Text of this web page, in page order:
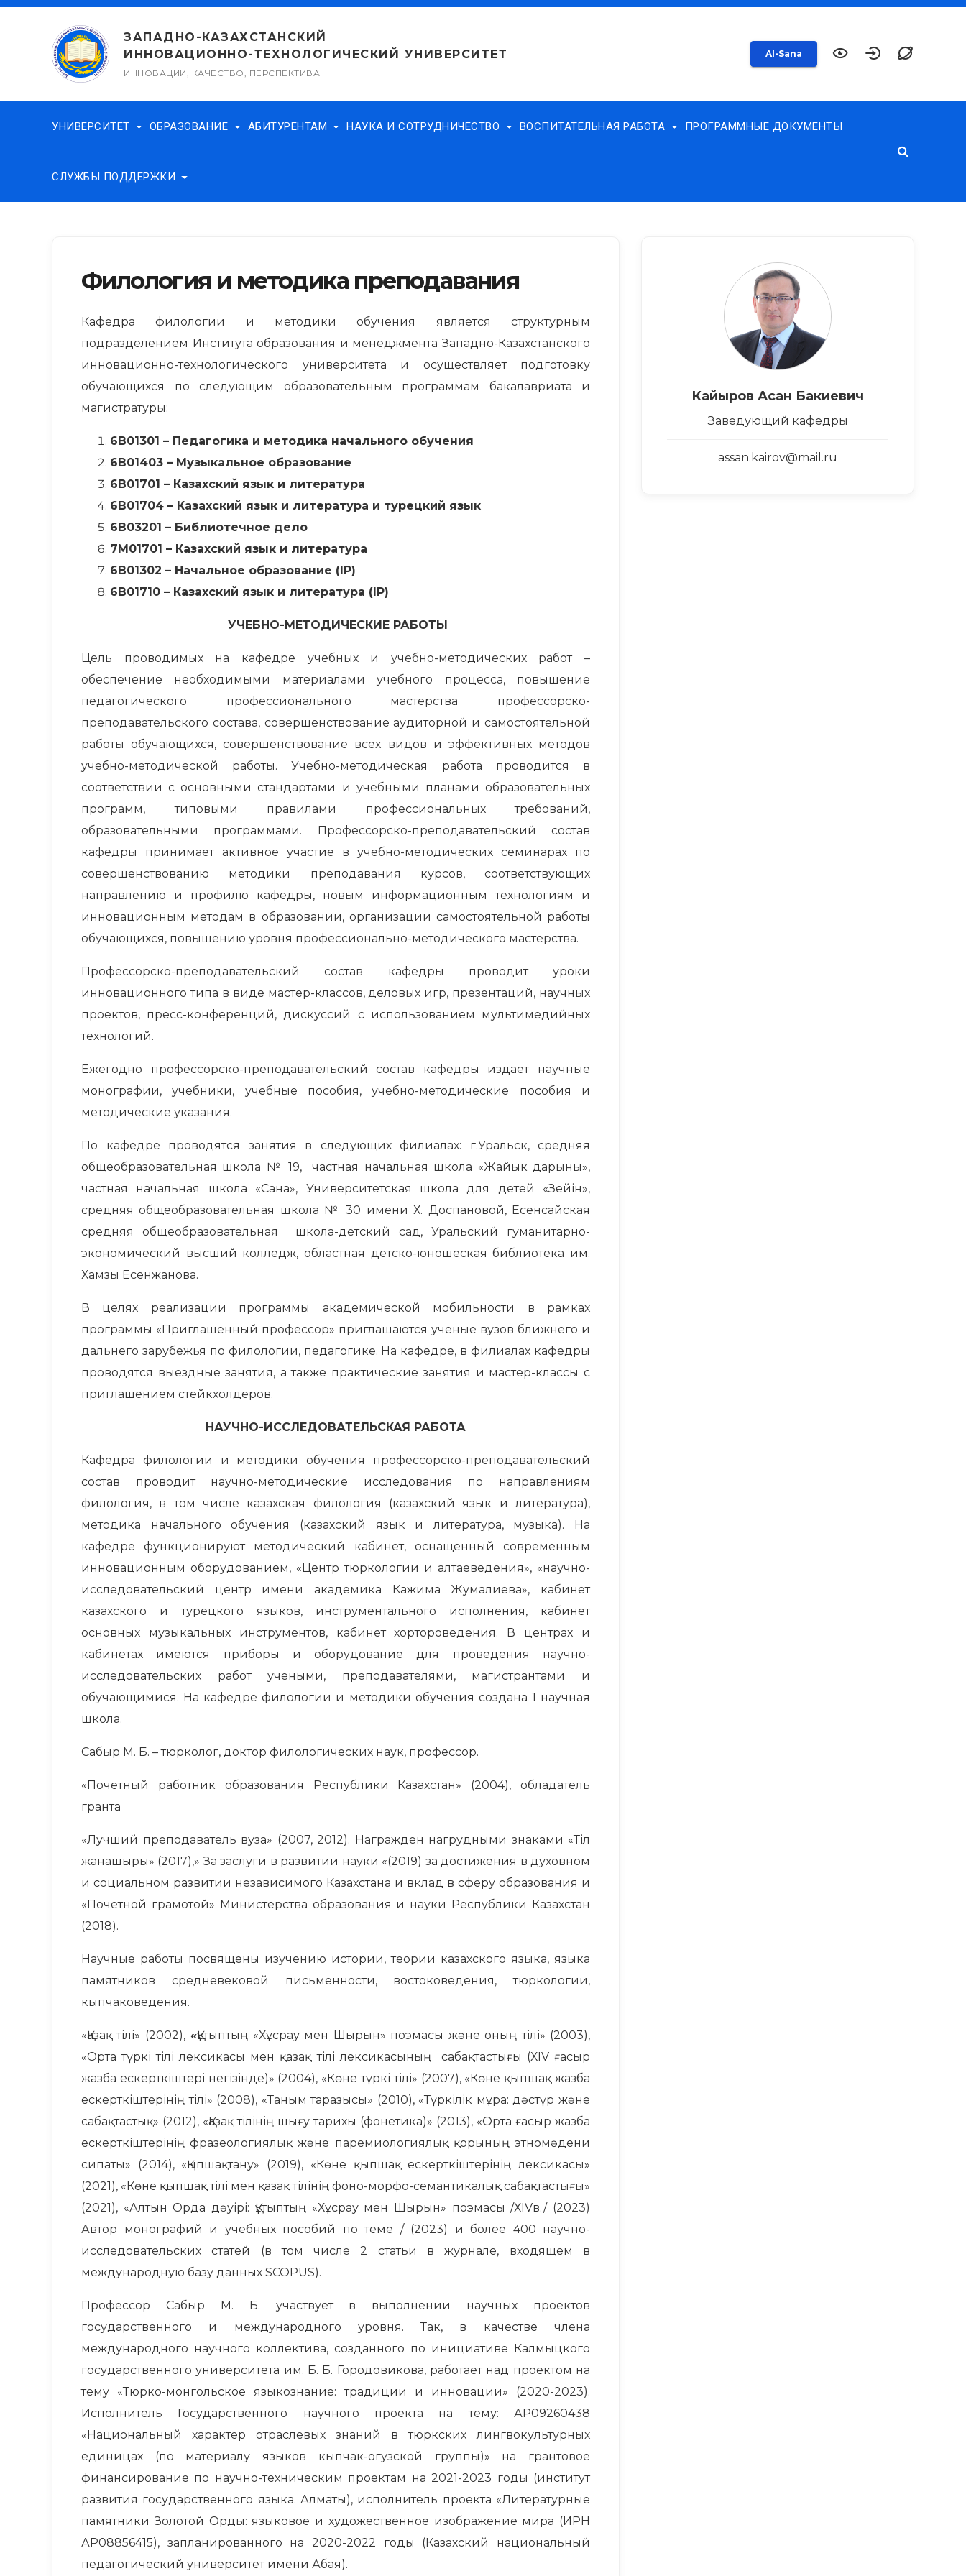
Перейти
содержимому
ЗАПАДНО-КАЗАХСТАНСКИЙ
ИННОВАЦИОННО-ТЕХНОЛОГИЧЕСКИЙ УНИВЕРСИТЕТ
ИННОВАЦИИ, КАЧЕСТВО, ПЕРСПЕКТИВА
AI-Sana
УНИВЕРСИТЕТ ОБРАЗОВАНИЕ АБИТУРЕНТАМ НАУКА И СОТРУДНИЧЕСТВО ВОСПИТАТЕЛЬНАЯ РАБОТА ПРОГРАММНЫЕ ДОКУМЕНТЫ
СЛУЖБЫ ПОДДЕРЖКИ
Филология и методика преподавания
Кафедра филологии и методики обучения является структурным
подразделением Института образования и менеджмента Западно-Казахстанского
инновационно-технологического университета и осуществляет подготовку
обучающихся по следующим образовательным программам бакалавриата и
магистратуры:
6В01301 – П едагогика и методика начального обучения
6В01403 – М узыкальное образование
6В01701 – Казахский язык и литература
6В01704 – Казахский язык и литература и турецкий язык
6В03201 – Библиотечное дело
7М01701 – Казахский язык и литература
6В01302 – Начальное образование (IP)
6В01710 – Казахский язык и литература (IP)
УЧЕБНО-МЕТОДИЧЕСКИЕ РАБОТЫ
Цель проводимых на кафедре учебных и учебно-методических работ –
обеспечение необходимыми материалами учебного процесса, повышение
педагогического профессионального мастерства профессорско-
преподавательского состава, совершенствование аудиторной и самостоятельной
работы обучающихся, совершенствование всех видов и эффективных методов
учебно-методической работы. Учебно-методическая работа проводится в
соответствии с основными стандартами и учебными планами образовательных
программ, типовыми правилами профессиональных требований,
образовательными программами. Профессорско-преподавательский состав
кафедры принимает активное участие в учебно-методических семинарах по
совершенствованию методики преподавания курсов, соответствующих
направлению и профилю кафедры, новым информационным технологиям и
инновационным методам в образовании, организации самостоятельной работы
обучающихся, повышению уровня профессионально-методического мастерства.
Профессорско-преподавательский состав кафедры проводит уроки
инновационного типа в виде мастер-классов, деловых игр, презентаций, научных
проектов, пресс-конференций, дискуссий с использованием мультимедийных
технологий.
Ежегодно профессорско-преподавательский состав кафедры издает научные
монографии, учебники, учебные пособия, учебно-методические пособия и
методические указания.
По кафедре проводятся занятия в следующих филиалах: г.Уральск, средняя
общеобразовательная школа № 19, частная начальная школа «Жайык дарыны»,
частная начальная школа «Сана», Университетская школа для детей «Зейін»,
средняя общеобразовательная школа № 30 имени Х. Доспановой, Есенсайская
средняя общеобразовательная школа-детский сад, Уральский гуманитарно-
экономический высший колледж, областная детско-юношеская библиотека им.
Хамзы Есенжанова.
В целях реализации программы академической мобильности в рамках
программы «Приглашенный профессор» приглашаются ученые вузов ближнего и
дальнего зарубежья по филологии, педагогике. На кафедре, в филиалах кафедры
проводятся выездные занятия, а также практические занятия и мастер-классы с
приглашением стейкхолдеров.
НАУЧНО-ИССЛЕДОВАТЕЛЬСКАЯ РАБОТА
Кафедра филологии и методики обучения профессорско-преподавательский
состав проводит научно-методические исследования по направлениям
филология, в том числе казахская филология (казахский язык и литература),
методика начального обучения (казахский язык и литература, музыка). На
кафедре функционируют методический кабинет, оснащенный современным
инновационным оборудованием, «Центр тюркологии и алтаеведения», «научно-
исследовательский центр имени академика Кажима Жумалиева», кабинет
казахского и турецкого языков, инструментального исполнения, кабинет
основных музыкальных инструментов, кабинет хортороведения. В центрах и
кабинетах имеются приборы и оборудование для проведения научно-
исследовательских работ учеными, преподавателями, магистрантами и
обучающимися. На кафедре филологии и методики обучения создана 1 научная
школа.
Сабыр М. Б. – тюрколог, доктор филологических наук, профессор.
«Почетный работник образования Республики Казахстан» (2004), обладатель
гранта
«Лучший преподаватель вуза» (2007, 2012). Награжден нагрудными знаками «Тіл
жанашыры» (2017),» За заслуги в развитии науки «(2019) за достижения в духовном
и социальном развитии независимого Казахстана и вклад в сферу образования и
«Почетной грамотой» Министерства образования и науки Республики Казахстан
(2018).
Научные работы посвящены изучению истории, теории казахского языка, языка
памятников средневековой письменности, востоковедения, тюркологии,
кыпчаковедения.
«Қазақ тілі» (2002),«Құтыптың «Хұсрау мен Шырын» поэмасы және оның тілі» (2003),
«Орта түркі тілі лексикасы мен қазақ тілі лексикасының сабақтастығы (ХІV ғасыр
жазба ескерткіштері негізінде)» (2004), «Көне түркі тілі» (2007), «Көне қыпшақ жазба
ескерткіштерінің тілі» (2008), «Таным таразысы» (2010), «Түркілік мұра: дәстүр және
сабақтастық» (2012), «Қазақ тілінің шығу тарихы (фонетика)» (2013), «Орта ғасыр жазба
ескерткіштерінің фразеологиялық және паремиологиялық қорының этномәдени
сипаты» (2014), «Қыпшақтану» (2019), «Көне қыпшақ ескерткіштерінің лексикасы»
(2021), «Көне қыпшақ тілі мен қазақ тілінің фоно-морфо-семантикалық сабақтастығы»
(2021), «Алтын Орда дәуірі: Құтыптың «Хұсрау мен Шырын» поэмасы /ХІVв./ (2023)
Автор монографий и учебных пособий по теме / (2023) и более 400 научно-
исследовательских статей (в том числе 2 статьи в журнале, входящем в
международную базу данных SCOPUS).
Профессор Сабыр М. Б. участвует в выполнении научных проектов
государственного и международного уровня. Так, в качестве члена
международного научного коллектива, созданного по инициативе Калмыцкого
государственного университета им. Б. Б. Городовикова, работает над проектом на
тему «Тюрко-монгольское языкознание: традиции и инновации» (2020-2023).
Исполнитель Государственного научного проекта на тему: АР09260438
«Национальный характер отраслевых знаний в тюркских лингвокультурных
единицах (по материалу языков кыпчак-огузской группы)» на грантовое
финансирование по научно-техническим проектам на 2021-2023 годы (институт
развития государственного языка. Алматы), исполнитель проекта «Литературные
памятники Золотой Орды: языковое и художественное изображение мира (ИРН
АР08856415), запланированного на 2020-2022 годы (Казахский национальный
педагогический университет имени Абая).
Кайыров Асан Бакиевич
Заведующий кафедры
assan.kairov@mail.ru